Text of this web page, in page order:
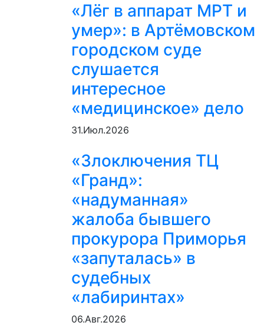
«Лёг в аппарат МРТ и
умер»: в Артёмовском
городском суде
слушается
интересное
«медицинское» дело
31.Июл.2026
«Злоключения ТЦ
«Гранд»:
«надуманная»
жалоба бывшего
прокурора Приморья
«запуталась» в
судебных
«лабиринтах»
06.Авг.2026